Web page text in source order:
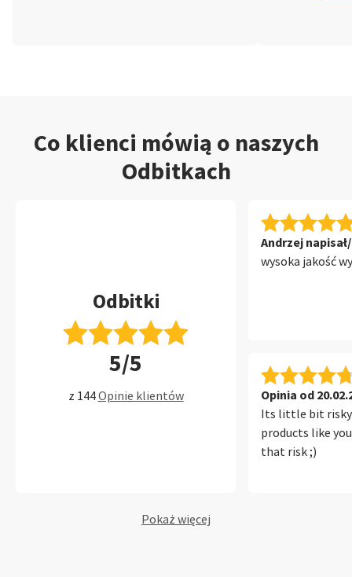
Co klienci mówią o naszych
Odbitkach
Odbitki
5/5
z 144Opinie klientów
Andrzej
wysoka jakość
Opinia od
Its little bit
products like
that risk ;)
Pokaż więcej